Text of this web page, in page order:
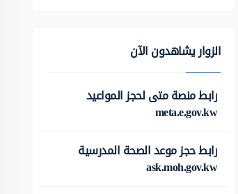
الزوار يشاهدون الآن
رابط منصة متى لحجز المواعيد
meta.e.gov.kw
رابط حجز موعد الصحة المدرسية
ask.moh.gov.kw